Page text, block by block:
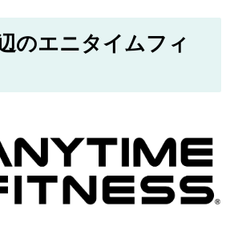
のエニタイムフィ